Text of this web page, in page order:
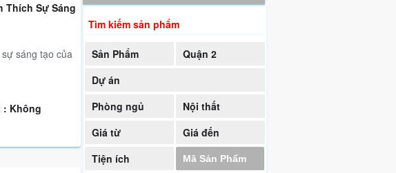
Thích Sự Sáng
sáng tạo của
: Không
Tìm kiếm sản phẩm
Sản Phẩm
Quận 2
Dự án
Phòng ngủ
Nội thất
Giá từ
Giá đến
Tiện ích